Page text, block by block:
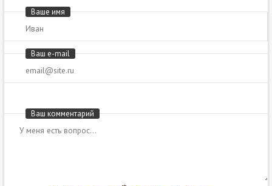
Ваше имя
Ваш e-mail
Ваш комментарий